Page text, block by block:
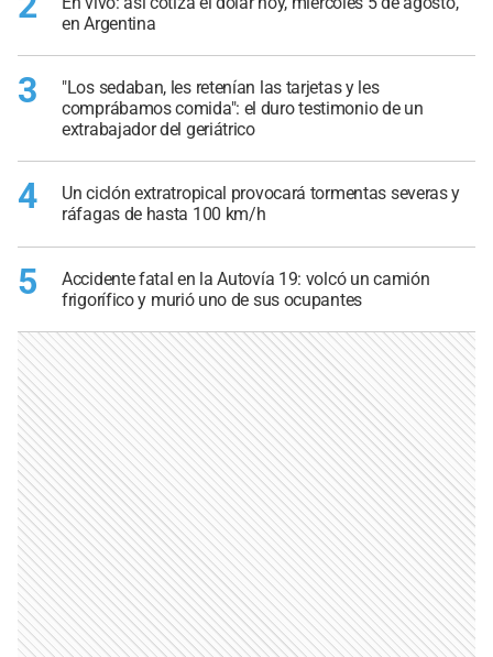
en Argentina
3
"Los sedaban, les retenían las tarjetas y les
comprábamos comida": el duro testimonio de un
extrabajador del geriátrico
4
Un ciclón extratropical provocará tormentas severas y
ráfagas de hasta 100 km/h
5
Accidente fatal en la Autovía 19: volcó un camión
frigorífico y murió uno de sus ocupantes